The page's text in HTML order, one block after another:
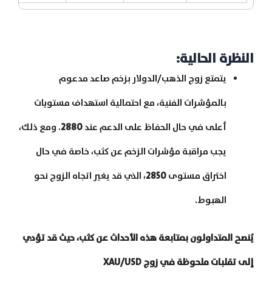
النظرة الحالية:
يتمتع زوج الذهب/الدولار بزخم صاعد مدعوم
بالمؤشرات الفنية، مع احتمالية استهداف مستويات
أعلى في حال الحفاظ على الدعم عند 2880. ومع ذلك،
يجب مراقبة مؤشرات الزخم عن كثب، خاصة في حال
اختراق مستوى 2850، الذي قد يغير اتجاه الزوج نحو
الهبوط.
يُنصح المتداولون بمتابعة هذه الأحداث عن كثب، حيث قد تؤدي
إلى تقلبات ملحوظة في زوج XAU/USD